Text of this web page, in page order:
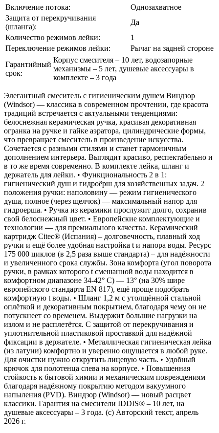
Включение потока:
Однозахватное
Защита от перекручивания
(шланга):
Да
Количество режимов лейки:
1
Переключение режимов лейки:
Рычаг на задней стороне
Гарантийный
срок:
Корпус смесителя – 10 лет, водозапорные
механизмы – 5 лет, душевые аксессуары в
комплекте – 3 года
Элегантный смеситель с гигиеническим душем Виндзор
(Windsor) –– классика в современном прочтении, где красота
традиций встречается с актуальными тенденциями:
белоснежная керамическая ручка, красивая декоративная
огранка на ручке и гайке аэратора, цилиндрические формы,
что превращает смеситель в произведение искусства.
Сочетается с разными стилями и станет гармоничным
дополнением интерьера. Выглядит красиво, респектабельно и
в то же время современно. В комплекте лейка, шланг и
держатель для лейки. • Функциональность 2 в 1:
гигиенический душ и гидроёрш для хозяйственных задач. 2
положения ручки: наполовину –– режим гигиенического
душа, полное (через щелчок) –– максимальный напор для
гидроерша. • Ручка из керамики прослужит долго, сохранив
свой белоснежный цвет. • Европейские комплектующие и
технологии –– для премиального качества. Керамический
картридж Сitec® (Испания) – долговечность, плавный ход
ручки и ещё более удобная настройка t и напора воды. Ресурс
175 000 циклов (в 2,5 раза выше стандарта) – для надёжности
и увеличенного срока службы. Зона комфорта (угол поворота
ручки, в рамках которого t смешанной воды находится в
комфортном диапазоне 34-42° С) — 13° (на 30% шире
европейского стандарта EN 817), ещё проще подобрать
комфортную t воды. • Шланг 1,2 м с утолщённой стальной
оплёткой и декоративным покрытием, благодаря чему он не
потускнеет со временем. Выдержит большие нагрузки на
излом и не расплетётся. С защитой от перекручивания и
уплотнительной пластиковой проставкой для надёжной
фиксации в держателе. • Металлическая гигиеническая лейка
(из латуни) комфортно и уверенно ощущается в любой руке.
Для очистки нужно открутить лицевую часть. • Удобный
крючок для полотенца слева на корпусе. • Повышенная
стойкость к бытовой химии и механическим повреждениям
благодаря надёжному покрытию методом вакуумного
напыления (PVD). Виндзор (Windsor) –– новый расцвет
классики. Гарантия на смесители IDDIS® – 10 лет, на
душевые аксессуары – 3 года. (с) Авторский текст, апрель
2026 г.